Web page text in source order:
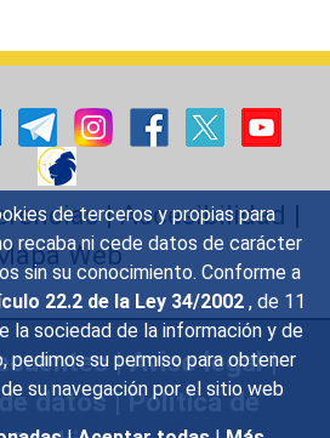
de terceros y propias para
recaba ni cede datos de carácter
sin su conocimiento. Conforme a
22.2 de la Ley 34/2002 , de 11
la sociedad de la información y de
pedimos su permiso para obtener
su navegación por el sitio web
|Accesibilidad |
Web
|Aviso legal|
datos|Política de